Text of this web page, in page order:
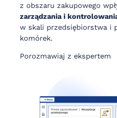
z obszaru zakupowego
zarządzania i
w skali przedsiębiorstwa i
komórek.
Porozmawiaj z ekspertem